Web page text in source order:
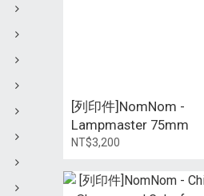
[列印件]NomNom -
Lampmaster 75mm
NT$3,200